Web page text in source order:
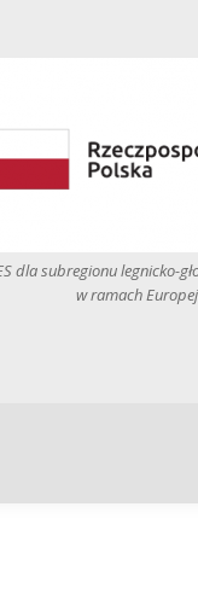
dla subregionu legnicko-
w ramach